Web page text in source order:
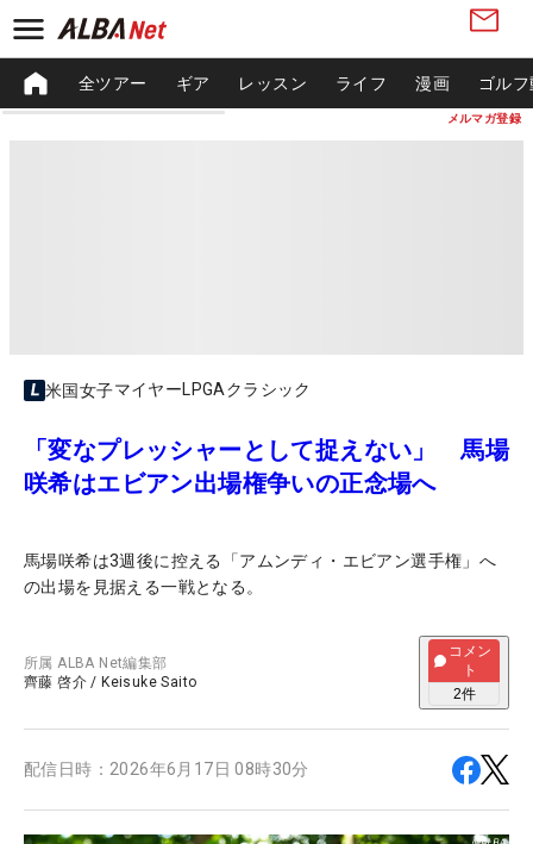
メルマガ登録
全ツアー ギア レッスン ライフ 漫画 ゴル
米国女子マイヤーLPGAクラシック
「変なプレッシャーとして捉えない」 馬場
咲希はエビアン出場権争いの正念場へ
馬場咲希は3週後に控える「アムンディ・エビアン選手権」へ
の出場を見据える一戦となる。
所属ALBA Net編集部
齊藤 啓介 / Keisuke Saito
コメン
ト
2件
配信日時： 2026年6月17日 08時30分